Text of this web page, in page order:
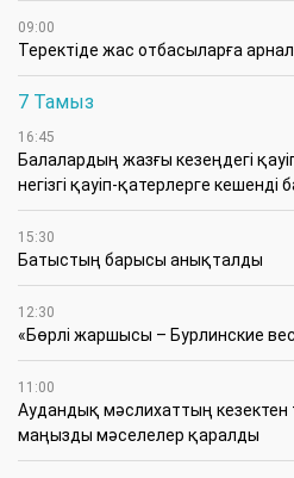
09:00
​Теректіде жас отбасыларға
7 Тамыз
16:45
Балалардың жазғы кезеңдегі
негізгі қауіп-қатерлерге
15:30
Батыстың барысы анықталды
12:30
«Бөрлі жаршысы – Бурлинские
11:00
Аудандық мәслихаттың
маңызды мәселелер қаралды